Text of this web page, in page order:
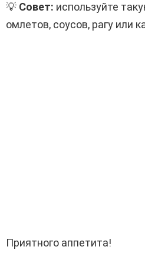
💡 Совет: используйте
омлетов, соусов, рагу или
Приятного аппетита!